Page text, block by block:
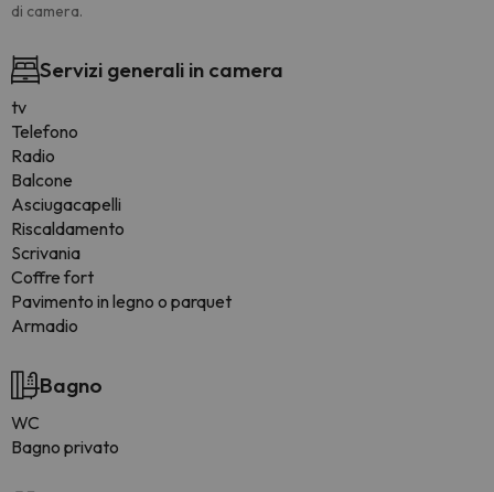
di camera.
Servizi generali in camera
tv
Telefono
Radio
Balcone
Asciugacapelli
Riscaldamento
Scrivania
Coffre fort
Pavimento in legno o parquet
Armadio
Bagno
WC
Bagno privato